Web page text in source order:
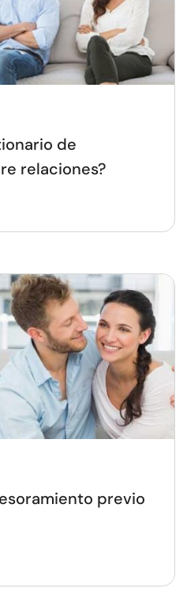
de
relaciones?
previo